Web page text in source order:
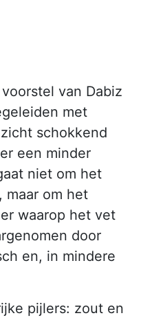
van Dabiz
met
schokkend
een minder
niet om het
maar om het
waarop het vet
door
en, in mindere
pijlers: zout en